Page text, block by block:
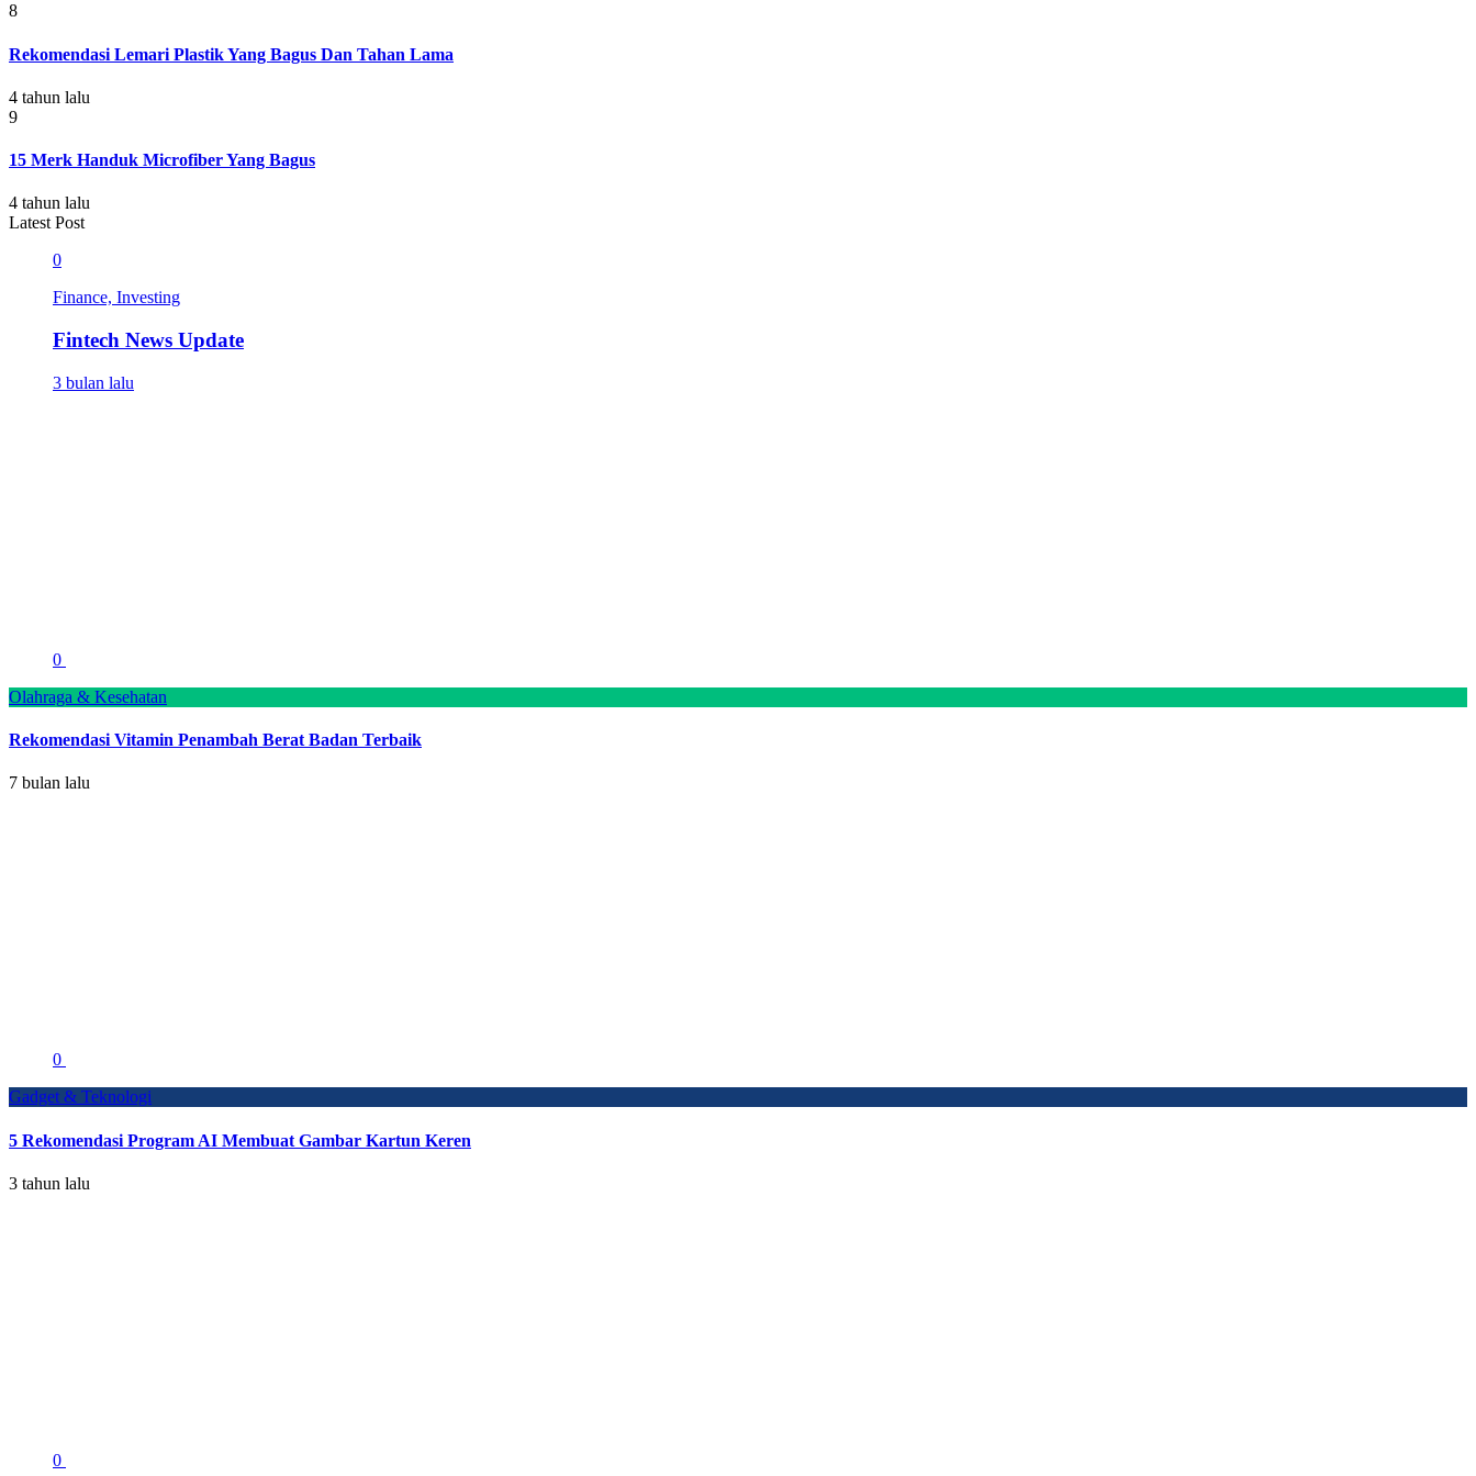
8
Rekomendasi Lemari Plastik Yang Bagus Dan Tahan Lama
4 tahun lalu
9
15 Merk Handuk Microfiber Yang Bagus
4 tahun lalu
Latest Post
0
Finance, Investing
Fintech News Update
3 bulan lalu
0
Olahraga & Kesehatan
Rekomendasi Vitamin Penambah Berat Badan Terbaik
7 bulan lalu
0
Gadget & Teknologi
5 Rekomendasi Program AI Membuat Gambar Kartun Keren
3 tahun lalu
0